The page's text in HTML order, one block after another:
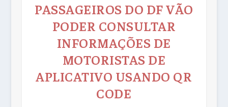
PASSAGEIROS DO DF VÃO
PODER CONSULTAR
INFORMAÇÕES DE
MOTORISTAS DE
APLICATIVO USANDO QR
CODE